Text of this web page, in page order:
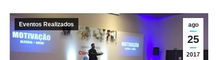
ago
25
2017
Eventos Realizados